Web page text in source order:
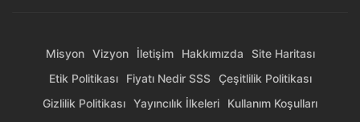
Misyon Vizyon İletişim Hakkımızda
Site Haritası
Etik Politikası
Fiyatı Nedir SSS
Çeşitlilik Politikası
Gizlilik Politikası Yayıncılık İlkeleri
Kullanım Koşulları